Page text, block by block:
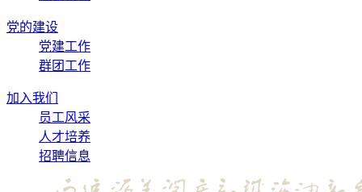
党的建设
党建工作
群团工作
加入我们
员工风采
人才培养
招聘信息